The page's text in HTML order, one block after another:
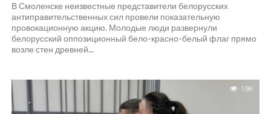
В Смоленске неизвестные представители белорусских
антиправительственных сил провели показательную
провокационную акцию. Молодые люди развернули
белорусский оппозиционный бело-красно-белый флаг прямо
возле стен древней...
1.9K